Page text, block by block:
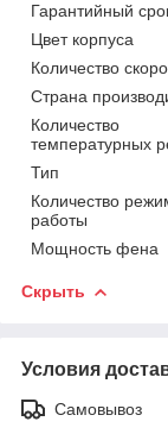
Гарантийный
Цвет корпуса
Количество
Страна
Количество
температурных
Тип
Количество
работы
Мощность фена
Скрыть
Условия
Самовывоз